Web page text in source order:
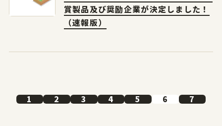
賞製品及び奨励企業が決定しました！
（速報版）
1 2 3 4 5 6 7